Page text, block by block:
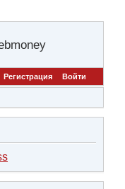
Регистрация Войти